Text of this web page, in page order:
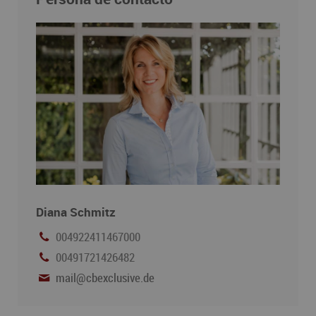
Diana Schmitz
004922411467000
00491721426482
mail@cbexclusive.de